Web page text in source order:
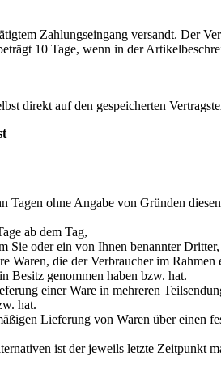
Zahlungseingang versandt. Der
10 Tage, wenn in der
direkt auf den gespeicherten
Tagen ohne Angabe von Gründen
ab dem Tag,
Sie oder ein von Ihnen benannter
Waren, die der Verbraucher im
Besitz genommen haben bzw. hat.
einer Ware in mehreren
hat.
Lieferung von Waren über einen
ist der jeweils letzte Zeitpunkt